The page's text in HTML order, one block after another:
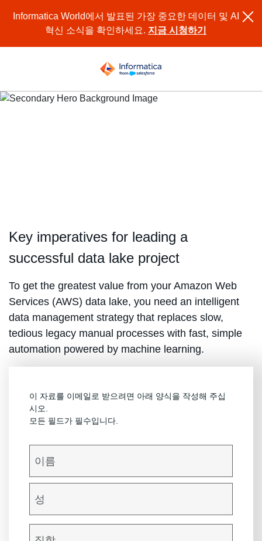
Informatica World에서 발표된 가장 중요한 데이터 및 AI
혁신 소식을 확인하세요. 지금 시청하기
Key imperatives for leading a
successful data lake project
To get the greatest value from your Amazon Web
Services (AWS) data lake, you need an intelligent
data management strategy that replaces slow,
tedious legacy manual processes with fast, simple
automation powered by machine learning.
이 자료를 이메일로 받으려면 아래 양식을 작성해 주십
시오.
모든 필드가 필수입니다.